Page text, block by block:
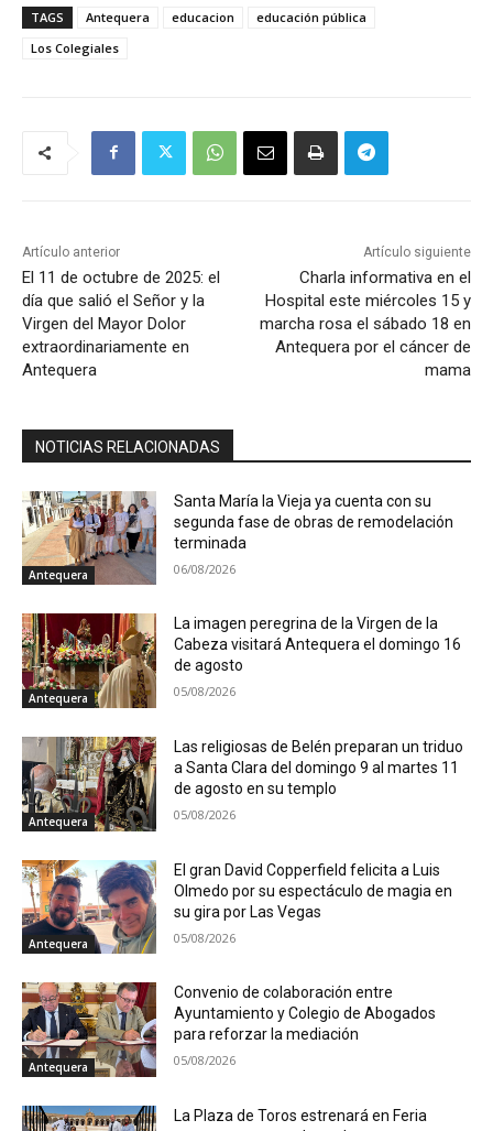
TAGS Antequera educacion
educación pública
Los Colegiales
Artículo anterior
El 11 de octubre de 2025: el
día que salió el Señor y la
Virgen del Mayor Dolor
extraordinariamente en
Antequera
Artículo siguiente
Charla informativa en el
Hospital este miércoles 15 y
marcha rosa el sábado 18 en
Antequera por el cáncer de
mama
NOTICIAS RELACIONADAS
Antequera
Santa María la Vieja ya cuenta con su
segunda fase de obras de remodelación
terminada
06/08/2026
Antequera
La imagen peregrina de la Virgen de la
Cabeza visitará Antequera el domingo 16
de agosto
05/08/2026
Antequera
Las religiosas de Belén preparan un triduo
a Santa Clara del domingo 9 al martes 11
de agosto en su templo
05/08/2026
Antequera
El gran David Copperfield felicita a Luis
Olmedo por su espectáculo de magia en
su gira por Las Vegas
05/08/2026
Antequera
Convenio de colaboración entre
Ayuntamiento y Colegio de Abogados
para reforzar la mediación
05/08/2026
La Plaza de Toros estrenará en Feria